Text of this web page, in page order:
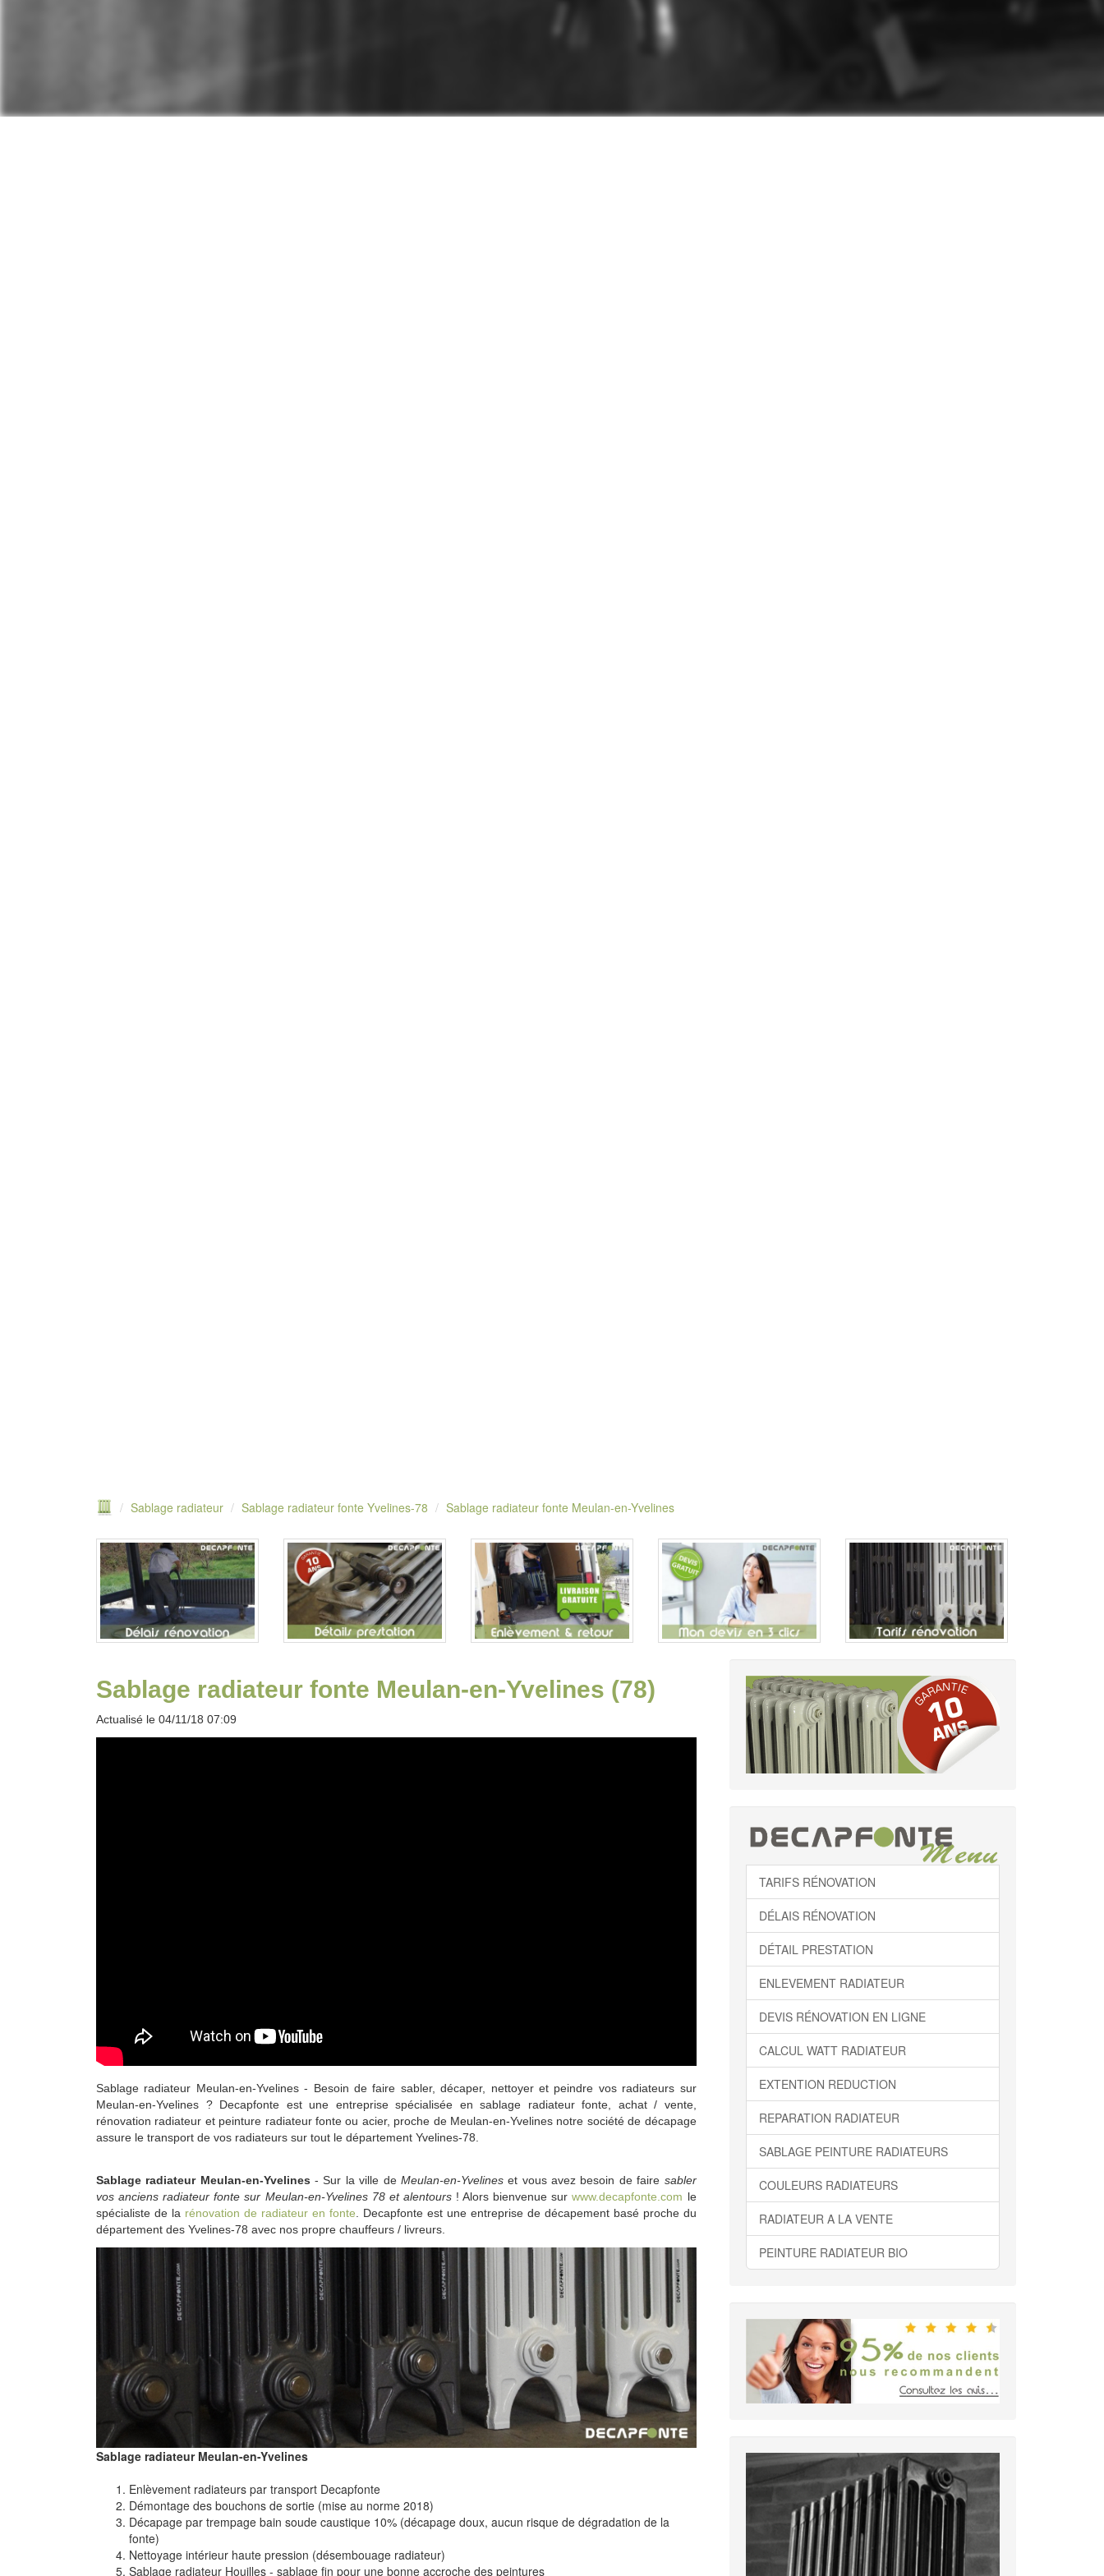
Sablage radiateur Sablage radiateur fonte Yvelines-78 Sablage radiateur fonte Meulan-en-Yvelines
Sablage radiateur fonte Meulan-en-Yvelines (78)
Actualisé le 04/11/18 07:09
Sablage radiateur Meulan-en-Yvelines - Besoin de faire sabler, décaper, nettoyer et peindre vos radiateurs sur
Meulan-en-Yvelines ? Decapfonte est une entreprise spécialisée en sablage radiateur fonte, achat / vente,
rénovation radiateur et peinture radiateur fonte ou acier, proche de Meulan-en-Yvelines notre société de décapage
assure le transport de vos radiateurs sur tout le département Yvelines-78.
Sablage radiateur Meulan-en-Yvelines - Sur la ville de Meulan-en-Yvelineset vous avez besoin de faire sabler
vos anciens radiateur fonte sur Meulan-en-Yvelines 78 et alentours ! Alors bienvenue surwww.decapfonte.com le
spécialiste de la rénovation de radiateur en fonte . Decapfonte est une entreprise de décapement basé proche du
département des Yvelines-78 avec nos propre chauffeurs / livreurs.
Sablage radiateur Meulan-en-Yvelines
Enlèvement radiateurs par transport Decapfonte
Démontage des bouchons de sortie (mise au norme 2018)
Décapage par trempage bain soude caustique 10% (décapage doux, aucun risque de dégradation de la
fonte)
Nettoyage intérieur haute pression (désembouage radiateur)
Sablage radiateur Houilles - sablage fin pour une bonne accroche des peintures
TARIFS RÉNOVATION
DÉLAIS RÉNOVATION
DÉTAIL PRESTATION
ENLEVEMENT RADIATEUR
DEVIS RÉNOVATION EN LIGNE
CALCUL WATT RADIATEUR
EXTENTION REDUCTION
REPARATION RADIATEUR
SABLAGE PEINTURE RADIATEURS
COULEURS RADIATEURS
RADIATEUR A LA VENTE
PEINTURE RADIATEUR BIO